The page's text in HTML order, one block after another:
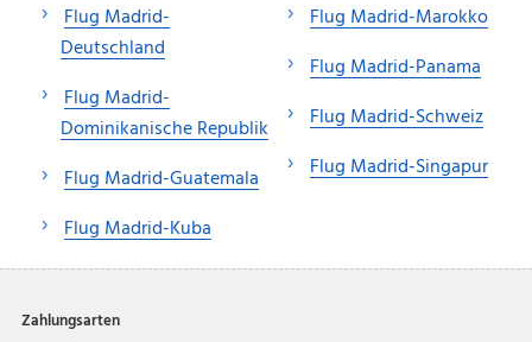
Flug Madrid-
Deutschland
Flug Madrid-
Dominikanische Republik
Flug Madrid-Guatemala
Flug Madrid-Kuba
Flug Madrid-Marokko
Flug Madrid-Panama
Flug Madrid-Schweiz
Flug Madrid-Singapur